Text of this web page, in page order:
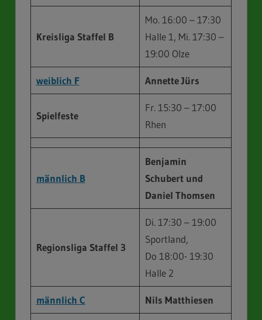
Kreisliga Staffel B
Mo. 16:00 – 17:30
Halle 1, Mi. 17:30 –
19:00 Olze
weiblich F Annette Jürs
Spielfeste
Fr. 15:30 – 17:00
Rhen
männlich B
Benjamin
Schubertund
Daniel Thomsen
Regionsliga Staffel 3
Di. 17:30 – 19:00
Sportland,
Do 18:00- 19:30
Halle 2
männlich C Nils Matthiesen